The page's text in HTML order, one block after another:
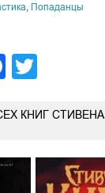
, Попаданцы
Facebook
КНИГ СТИВЕНА